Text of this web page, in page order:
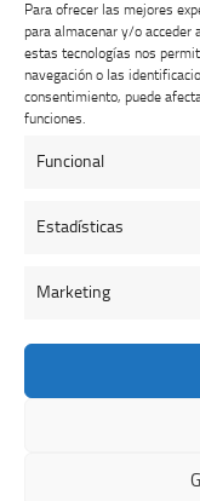
Para ofrecer las mejores
para almacenar y/o
estas tecnologías nos
navegación o las
consentimiento, puede
funciones.
Funcional
Estadísticas
Marketing
Colegio Oficial de